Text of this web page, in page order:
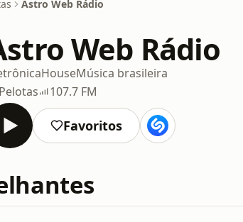
Astro Web Rádio
Web Rádio
HouseMúsica brasileira
Pelotas
107.7 FM
Favoritos